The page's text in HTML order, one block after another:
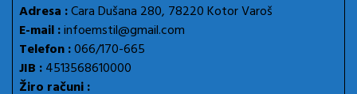
Adresa :Cara Dušana 280, 78220 Kotor Varoš
E-mail :infoemstil@gmail.com
Telefon :066/170-665
JIB :4513568610000
Žiro računi :